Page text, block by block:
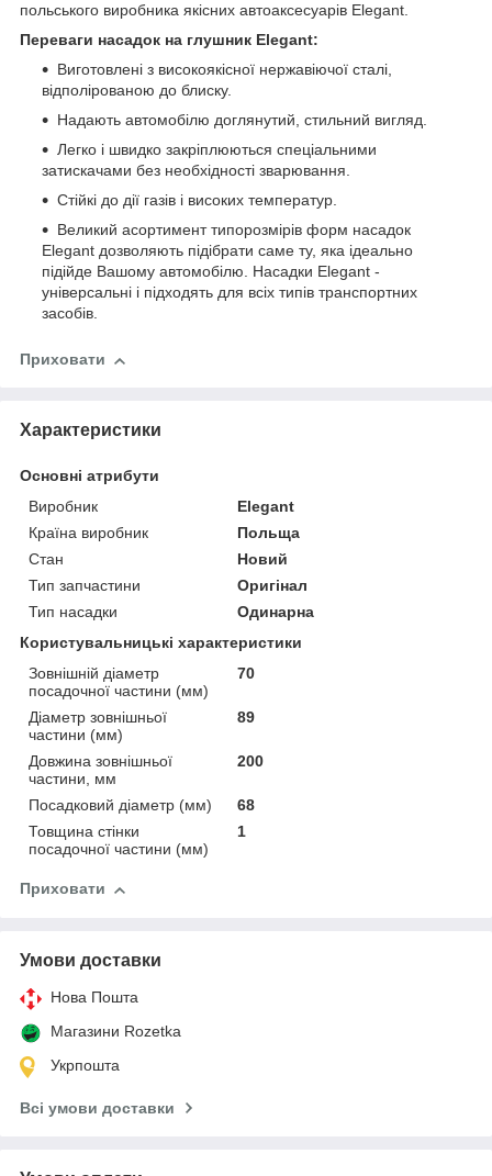
польського виробника якісних автоаксесуарів Elegant.
Переваги насадок на глушник Elegant:
Виготовлені з високоякісної нержавіючої сталі,
відполірованою до блиску.
Надають автомобілю доглянутий, стильний вигляд.
Легко і швидко закріплюються спеціальними
затискачами без необхідності зварювання.
Стійкі до дії газів і високих температур.
Великий асортимент типорозмірів форм насадок
Elegant дозволяють підібрати саме ту, яка ідеально
підійде Вашому автомобілю. Насадки Elegant -
універсальні і підходять для всіх типів транспортних
засобів.
Приховати
Характеристики
Основні атрибути
Виробник
Elegant
Країна виробник
Польща
Стан
Новий
Тип запчастини
Оригінал
Тип насадки
Одинарна
Користувальницькі характеристики
Зовнішній діаметр
посадочної частини (мм)
70
Діаметр зовнішньої
частини (мм)
89
Довжина зовнішньої
частини, мм
200
Посадковий діаметр (мм)
68
Товщина стінки
посадочної частини (мм)
1
Приховати
Умови доставки
Нова Пошта
Магазини Rozetka
Укрпошта
Всі умови доставки